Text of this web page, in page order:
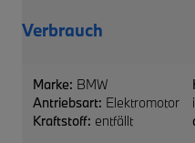
Verbrauch
Marke: BMW
Antriebsart: Elektromotor
Kraftstoff: entfällt